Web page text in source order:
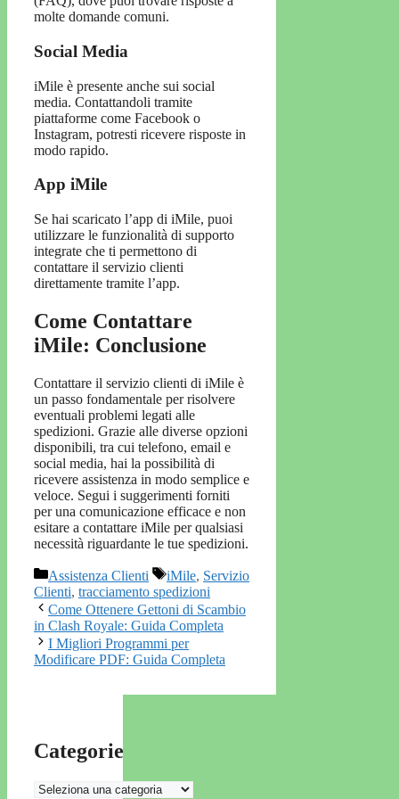
molte domande comuni.
Social Media
iMile è presente anche sui social
media. Contattandoli tramite
piattaforme come Facebook o
Instagram, potresti ricevere risposte in
modo rapido.
App iMile
Se hai scaricato l’app di iMile, puoi
utilizzare le funzionalità di supporto
integrate che ti permettono di
contattare il servizio clienti
direttamente tramite l’app.
Come Contattare
iMile: Conclusione
Contattare il servizio clienti di iMile è
un passo fondamentale per risolvere
eventuali problemi legati alle
spedizioni. Grazie alle diverse opzioni
disponibili, tra cui telefono, email e
social media, hai la possibilità di
ricevere assistenza in modo semplice e
veloce. Segui i suggerimenti forniti
per una comunicazione efficace e non
esitare a contattare iMile per qualsiasi
necessità riguardante le tue spedizioni.
Categorie
Assistenza Clienti Tag
iMile, Servizio
Clienti, tracciamento spedizioni
Come Ottenere Gettoni di Scambio
in Clash Royale: Guida Completa
I Migliori Programmi per
Modificare PDF: Guida Completa
Categorie
Categorie